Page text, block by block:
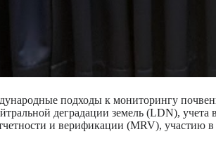
подходы к мониторингу
деградации земель (LDN),
и верификации (MRV),